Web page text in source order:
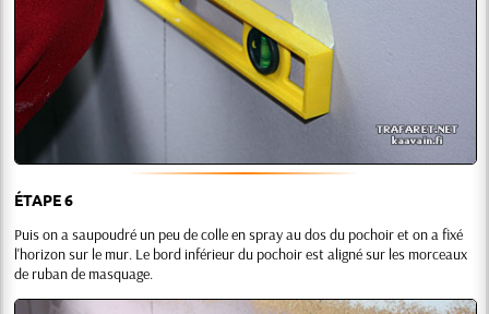
ÉTAPE 6
Puis on a saupoudré un peu de colle en spray au dos du pochoir et on a fixé
l'horizon sur le mur. Le bord inférieur du pochoir est aligné sur les morceaux
de ruban de masquage.